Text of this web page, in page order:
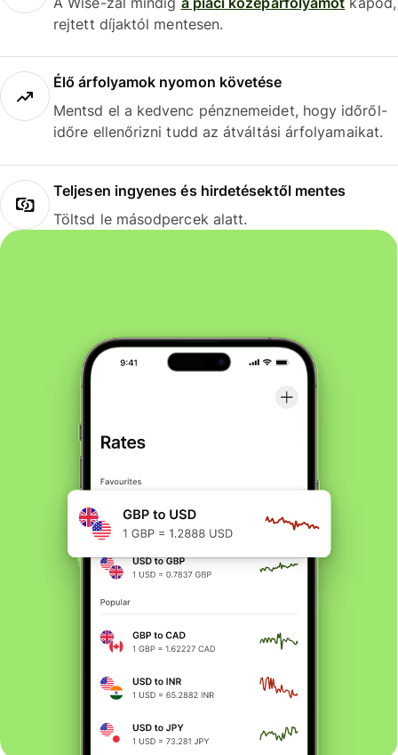
rejtett díjaktól mentesen.
Élő árfolyamok nyomon követése
Mentsd el a kedvenc pénznemeidet, hogy időről-
időre ellenőrizni tudd az átváltási árfolyamaikat.
Teljesen ingyenes és hirdetésektől mentes
Töltsd le másodpercek alatt.